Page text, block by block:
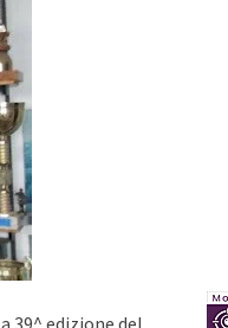
39^ edizione del